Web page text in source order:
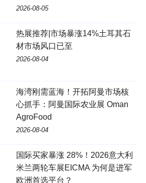
2026-08-05
热展推荐|市场暴涨14%土耳其石
材市场风口已至
2026-08-04
海湾刚需蓝海！开拓阿曼市场核
心抓手：阿曼国际农业展 Oman
AgroFood
2026-08-04
国际买家暴涨 28%！2026意大利
米兰两轮车展EICMA 为何是进军
欧洲首选平台？